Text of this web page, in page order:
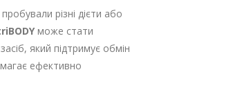
різні дієти або
може стати
який підтримує обмін
ефективно